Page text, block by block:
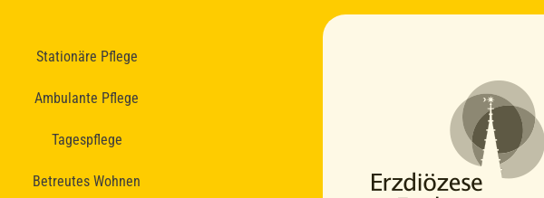
Stationäre Pflege
Ambulante Pflege
Tagespflege
Betreutes Wohnen
Online